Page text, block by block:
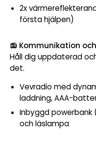
2x
första hjälpen)
📻 Kommunikation
Håll dig uppdaterad
det.
Vevradio med
laddning, AAA-
Inbyggd powerbank
och läslampa